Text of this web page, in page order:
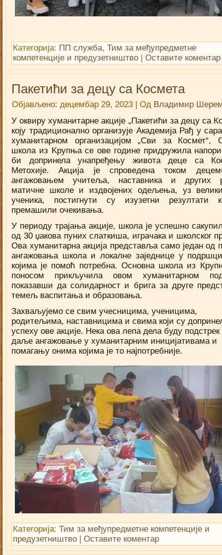
Категорија: ПП служба, Тим за међупредметне
компетенције и предузетништво | Оставите коментар
Пакетићи за децу са Космета
Објављено: децембар 29, 2023 | Од Владимир
У оквиру хуманитарне акције „Пакетићи за децу са
коју традиционално организује Академија Рађ у
хуманитарном организацијом „Сви за Космет“,
школа из Kрупња се ове године придружила
би допринела унапређењу живота деце са
Метохије. Акција је спроведена током
ангажовањем учитеља, наставника и других
матичне школе и издвојених одељења, уз
ученика, постигнути су изузетни резултати
премашили очекивања.
У периоду трајања акције, школа је успешно
од 30 џакова пуних слаткиша, играчака и школског
Ова хуманитарна акција представља само један од
ангажовања школа и локалне заједнице у
којима је помоћ потребна. Основна школа из
поносом прикључила овом хуманитарном
показавши да солидарност и брига за друге
темељ васпитања и образовања.
Захваљујемо се свим учесницима, ученицима,
родитељима, наставницима и свима који су
успеху ове акције. Нека ова лепа дела буду подстрек
даље ангажовање у хуманитарним иницијативама и
помагању онима којима је то најпотребније.
Категорија: Тим за међупредметне компетенције и
предузетништво | Оставите коментар